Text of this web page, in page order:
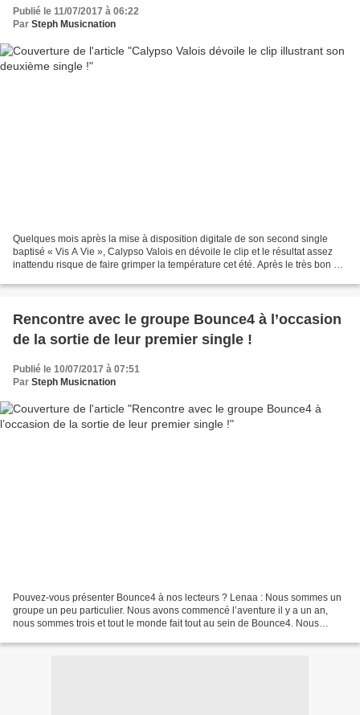
Publié le 11/07/2017 à 06:22
Par Steph Musicnation
Quelques mois après la mise à disposition digitale de son second single
baptisé « Vis A Vie », Calypso Valois en dévoile le clip et le résultat assez
inattendu risque de faire grimper la température cet été. Après le très bon «
Rencontre avec le groupe Bounce4 à l’occasion
de la sortie de leur premier single !
Publié le 10/07/2017 à 07:51
Par Steph Musicnation
Pouvez-vous présenter Bounce4 à nos lecteurs ? Lenaa : Nous sommes un
groupe un peu particulier. Nous avons commencé l’aventure il y a un an,
nous sommes trois et tout le monde fait tout au sein de Bounce4. Nous